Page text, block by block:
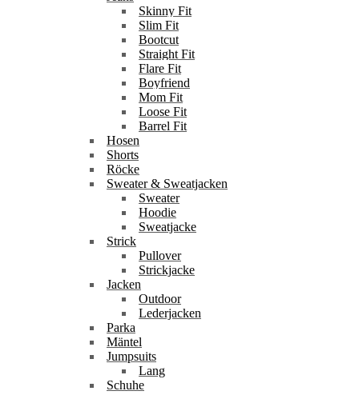
Skinny Fit
Slim Fit
Bootcut
Straight Fit
Flare Fit
Boyfriend
Mom Fit
Loose Fit
Barrel Fit
Hosen
Shorts
Röcke
Sweater & Sweatjacken
Sweater
Hoodie
Sweatjacke
Strick
Pullover
Strickjacke
Jacken
Outdoor
Lederjacken
Parka
Mäntel
Jumpsuits
Lang
Schuhe